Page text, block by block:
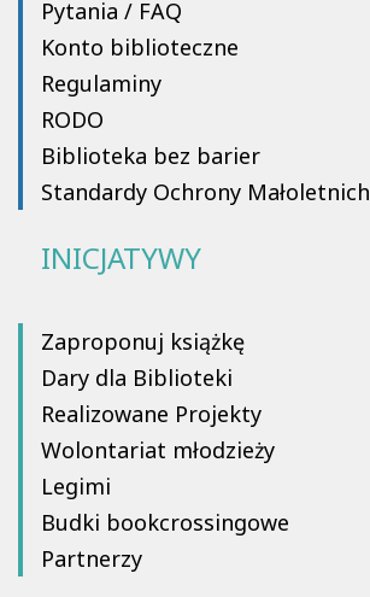
Pytania / FAQ
Konto biblioteczne
Regulaminy
RODO
Biblioteka bez barier
Standardy Ochrony Małoletnich
INICJATYWY
Zaproponuj książkę
Dary dla Biblioteki
Realizowane Projekty
Wolontariat młodzieży
Legimi
Budki bookcrossingowe
Partnerzy